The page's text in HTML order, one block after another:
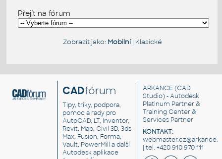
Přejít na fórum
Zobrazit jako: Mobilní| Klasické
CADfórum
Tipy, triky, podpora,
pomoc a rady pro
AutoCAD, LT, Inventor,
Revit, Map, Civil 3D, 3ds
Max, Fusion, Forma,
Vault, PowerMill a další
Autodesk aplikace
ARKANCE (CAD
Studio) - Autodesk
Platinum Partner &
Training Center &
Services Partner
KONTAKT:
| tel. +420 910 970 111